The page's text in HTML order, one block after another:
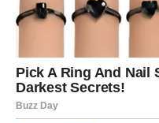
primećuje koliko pažnje
iskreni i ne igrate igrice.
Slobodni Blizanci imaju
poznanstvo. Moguće je